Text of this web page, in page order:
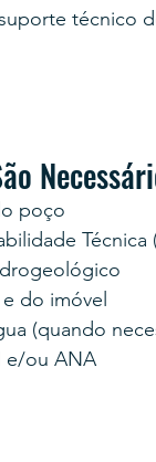
técnico
poço
Técnica
do imóvel
(quando
e/ou ANA